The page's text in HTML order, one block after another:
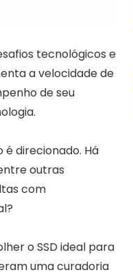
tecnológicos e
a velocidade de
de seu
direcionado. Há
outras
com
o SSD ideal para
uma curadoria